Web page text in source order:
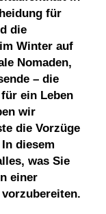
für
die
Winter auf
Nomaden,
– die
ein Leben
wir
die Vorzüge
diesem
was Sie
einer